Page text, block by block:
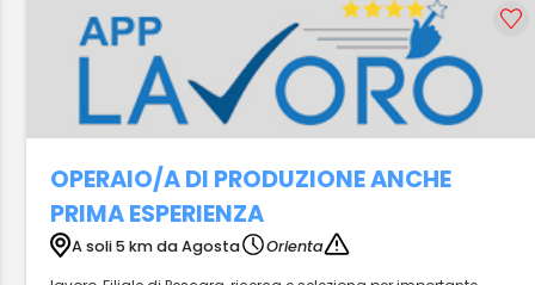
OPERAIO/A DI PRODUZIONE ANCHE
PRIMA ESPERIENZA
A soli 5 km da Agosta
Orienta